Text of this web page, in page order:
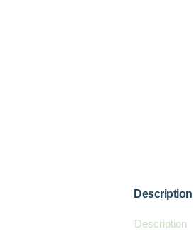
Description
Description